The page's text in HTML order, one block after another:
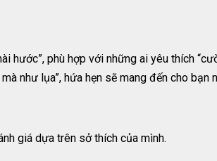
hước”, phù hợp với những ai yêu thích
như lụa”, hứa hẹn sẽ mang đến cho bạn
giá dựa trên sở thích của mình.